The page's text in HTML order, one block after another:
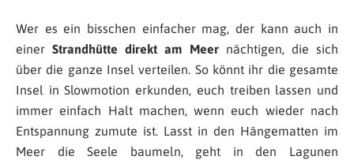
Wer es ein bisschen einfacher mag, der kann auch in
einer Strandhütte direkt am Meer nächtigen, die sich
über die ganze Insel verteilen. So könnt ihr die gesamte
Insel in Slowmotion erkunden, euch treiben lassen und
immer einfach Halt machen, wenn euch wieder nach
Entspannung zumute ist. Lasst in den Hängematten im
Meer die Seele baumeln, geht in den Lagunen